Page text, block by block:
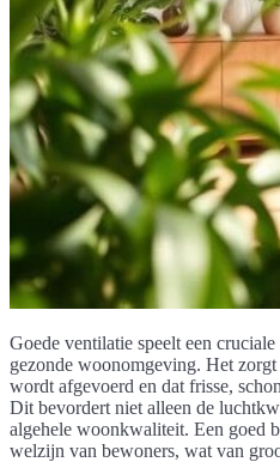
Goede ventilatie speelt een
gezonde woonomgeving. Het
wordt afgevoerd en dat frisse,
Dit bevordert niet alleen de
algehele woonkwaliteit. Een goed
welzijn van bewoners, wat van